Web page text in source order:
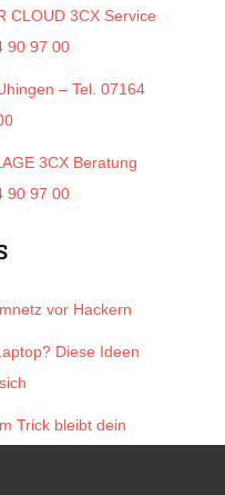
CLOUD 3CX Service
90 97 00
– Tel. 07164
3CX Beratung
90 97 00
vor Hackern
Diese Ideen
Trick bleibt dein